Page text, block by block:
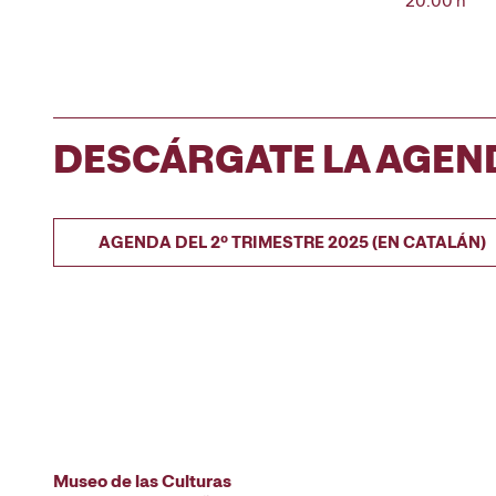
DESCÁRGATE LA
AGENDA DEL 2º TRIMESTRE 2025 (EN CATALÁN)
Museo de las Culturas